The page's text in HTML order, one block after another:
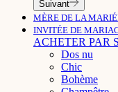
Suivant
MÈRE DE LA
INVITÉE DE
ACHETER PAR
Dos nu
Chic
Bohème